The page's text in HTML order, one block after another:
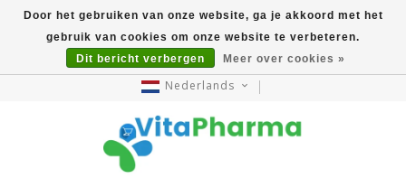
5% Korting Na Aanmelding Op Nieuwsbrief | Gratis
Verzending Vanaf €49 | Online Sinds 2007
Nederlands
Door het gebruiken van onze website, ga je akkoord met het
gebruik van cookies om onze website te verbeteren.
Dit bericht verbergen
Meer over cookies »